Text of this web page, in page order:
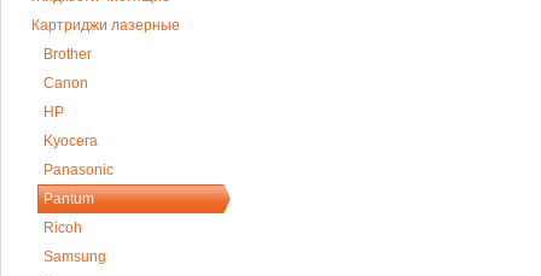
Картриджи лазерные
Brother
Canon
HP
Kyocera
Panasonic
Pantum
Ricoh
Samsung